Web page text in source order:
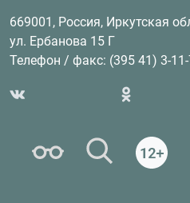
669001, Россия, Иркутская
ул. Ербанова 15 Г
Телефон / факс: (395 41) 3-